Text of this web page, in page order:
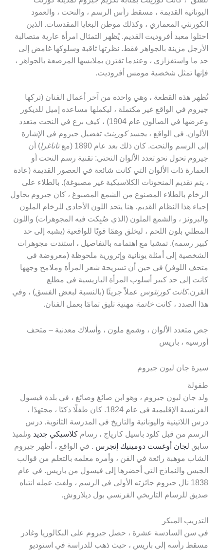
اليونانية القديمة ، مسقط رأس الرسم ، والنحت ، والعمود
الكورنثي المعماري ، وكذلك موطن البغايا المقدسات. الذين
احتلوا معبد أفروديت القديم. يُظهر التمثال امرأة عارية متصالبة
الأرجل مزينة بالجواهر فقط. نظرتها ثاقبة وسلوكها غامض إلى
حد ما واستفزازي ، وعندما تقترن بملابسها المرصعة بالجواهر ،
فإنها تمثل شخصية مومس أفروديت.
تُظهر هذه القطعة ، وهي واحدة من آخر أعمال الفنان (تركها
جيروم في الواقع غير مكتملة ، ليكملها مساعده إميل للديكور
وعرضها في الصالون عام 1904) ، كيف برع في النحت متعدد
الألوان. في الواقع ، يجسدكورينث تفضيل جيروم في الإشارة
إلى الرسم والنحت. كان ذلك بعد عام 1890 (مع
تاناغرا) أن
جيروم تحول نحو تعدد الألوان النحتي: تقنية رسم النحت أو
العمارة ذات الألوان التي كانت شائعة في العصور القديمة (عادة
، يتم تقديم المنحوتات الكلاسيكية غير مصبوغة). بالطلاء على
الرخام بالطلاء المصنوع من الشمع المصبوغ ، كان جيروم يحاول
إحياء هذا النظام القديم. هنا يتحد اللون الأحادي للرخام الملون
والبرونز ، والشمع الملون (الذي صُبِكت فيه المجوهرات) واللون
المطلي بلون اللحم ، ليخلق وهمًا قويًا للواقعية (يشبه إلى حد
كبير رسمه). تمشيا مع اهتمامه بالتفاصيل ، استندت مجوهرات
الشخصية إلى أمثلة يونانية وإترورية ملحوظة (معروضة في
متحف اللوفر) ​​في حين أن تسريحة شعر المرأة وملامح وجهها
كانت إلى حد كبير أسلوب المرأة الباريسية في مطلع
القرن.كانت كورنثوس عملاً جريئًا (بالنسبة لبعض الفسق) ، وفي
هذا الصدد ، كانت خاتمة مهنية تليق تمامًا بعمل الفنان.
جص متعدد الألوان ، وشمع ملون ، وأسلاك معدنية – متحف
أورسيه ، باريس
سيرة جان ليون جيروم
طفولة
ولد جان ليون جيروم ، وهو ابن صائغ وصائغ ، في بلدة فيسول
الفرنسية الإقليمية في عام 1824. كان طفلًا ذكيًا ، مجتهدًا ،
درس اللاتينية واليونانية والتاريخ في المدرسة الثانوية. درس
الرسم من قبل كلود باسيل كارياج ، رسام كلاسيكي جديد وتلميذ
سابق لجان أوغست دومينيك إنجرس . في الواقع ، أظهر جيروم
الشاب موهبة رائعة في الفن ، وأمره معلمه بالتعلم من قوالب
الجبس والنماذج التي أحضرها إلى فيسول من باريس. في عام
1838 نال جيروم جائزته الأولى في الرسم ، ولفت عمله انتباه
صديق للرسام التاريخي الفرنسي بول ديلاروش.
التدريب المبكر
في سن السادسة عشرة ، حصل جيروم على البكالوريا وغادر
مسقط رأسه إلى باريس ، حيث ذهب للدراسة في استوديو